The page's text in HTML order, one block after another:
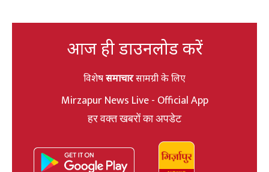
आज ही डाउनलोड करें
विशेषसमाचारसामग्री के लिए
Mirzapur News Live - Official App
हर वक्त खबरों का अपडेट